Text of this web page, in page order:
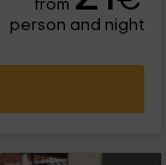
from
person and night